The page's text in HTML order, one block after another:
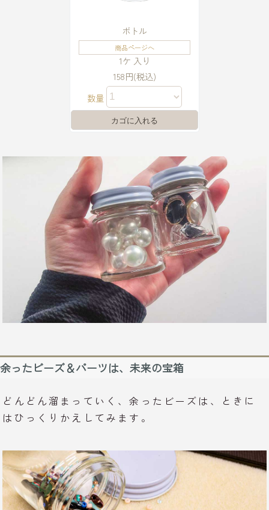
ボトル
商品ページへ
1ケ 入り
158円(税込)
数量
余ったビーズ＆パーツは、未来の宝箱
どんどん溜まっていく、余ったビーズは、ときに
はひっくりかえしてみます。